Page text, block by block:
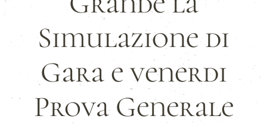
Simulazione di
Gara e venerdi
Prova Generale